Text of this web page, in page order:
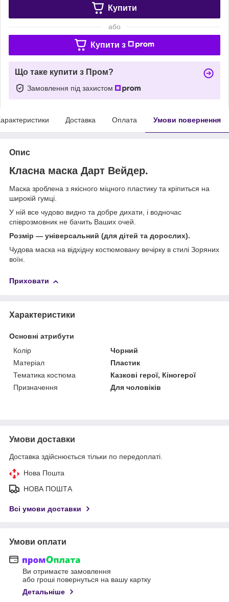
Купити
або
Купити з
Що таке купити з Пром?
Замовлення під захистом
Доставка Оплата Умови повернення
Опис
Класна маска Дарт Вейдер.
Маска зроблена з якісного міцного пластику та кріпиться на
широкій гумці.
У ній все чудово видно та добре дихати, і водночас
співрозмовник не бачить Ваших очей.
Розмір — універсальний (для дітей та дорослих).
Чудова маска на відхідну костюмовану вечірку в стилі Зоряних
воїн.
Приховати
Характеристики
Основні атрибути
Колір
Чорний
Матеріал
Пластик
Тематика костюма
Казкові герої, Кіногерої
Призначення
Для чоловіків
Умови доставки
Доставка здійснюється тільки по передоплаті.
Нова Пошта
НОВА ПОШТА
Всі умови доставки
Умови оплати
Ви отримаєте замовлення
або гроші повернуться на вашу картку
Детальніше